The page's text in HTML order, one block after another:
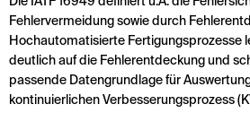
Fehlervermeidung sowie durch
Hochautomatisierte Fertigungsprozesse
deutlich auf die Fehlerentdeckung und
passende Datengrundlage für
kontinuierlichen Verbesserungsprozess